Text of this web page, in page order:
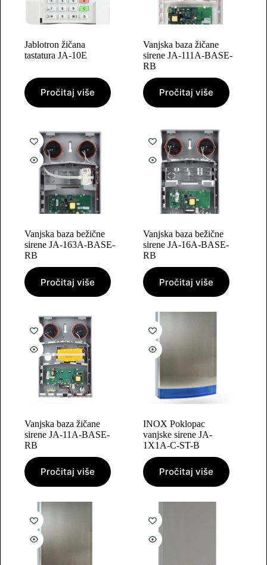
Jablotron žičana
tastatura JA-10E
Pročitaj više
Vanjska baza žičane
sirene JA-111A-BASE-
RB
Pročitaj više
Vanjska baza bežične
sirene JA-163A-BASE-
RB
Pročitaj više
Vanjska baza bežične
sirene JA-16A-BASE-
RB
Pročitaj više
Vanjska baza žičane
sirene JA-11A-BASE-
RB
Pročitaj više
INOX Poklopac
vanjske sirene JA-
1X1A-C-ST-B
Pročitaj više